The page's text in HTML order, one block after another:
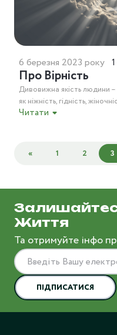
6 березня 2023 року
Про Вірність
Дивовижна якість людини –
як ніжність, гідність,
Читати
« 1 2 3
Життя
Та отримуйте інфо
ПІДПИСАТИСЯ